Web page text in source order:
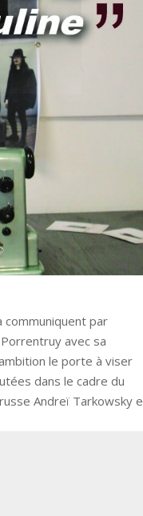
communiquent par
avec sa
le porte à viser
dans le cadre du
Andreï Tarkowsky